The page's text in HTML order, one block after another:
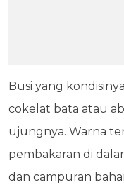
Busi yang
cokelat bata atau
ujungnya. Warna
pembakaran di
dan campuran